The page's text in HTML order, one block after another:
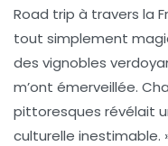
Road trip à travers la
tout simplement
des vignobles
m’ont émerveillée.
pittoresques révélait
culturelle inestimable.